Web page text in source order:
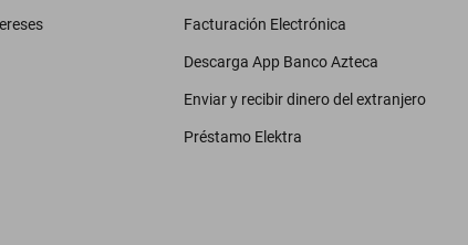
Facturación Electrónica
Descarga App Banco Azteca
Enviar y recibir dinero del extranjero
Préstamo Elektra